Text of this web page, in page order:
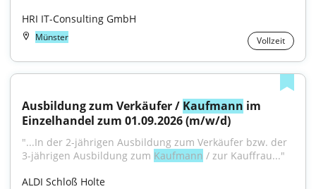
HRI IT-Consulting GmbH
Münster Vollzeit
Ausbildung zum Verkäufer / Kaufmann im
Einzelhandel zum 01.09.2026 (m/w/d)
"...In der 2-jährigen Ausbildung zum Verkäufer bzw. der
3-jährigen Ausbildung zum Kaufmann / zur Kauffrau..."
ALDI Schloß Holte